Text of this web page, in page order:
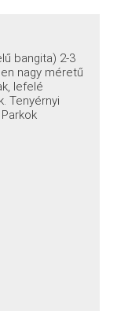
bangita) 2-3
nagy méretű
lefelé
Tenyérnyi